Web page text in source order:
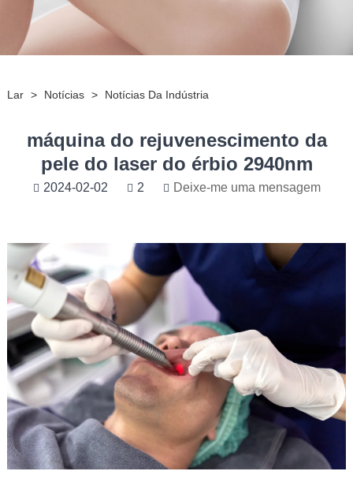
Lar > Notícias > Notícias Da Indústria
máquina do rejuvenescimento da
pele do laser do érbio 2940nm
2024-02-02 2 Deixe-me uma mensagem